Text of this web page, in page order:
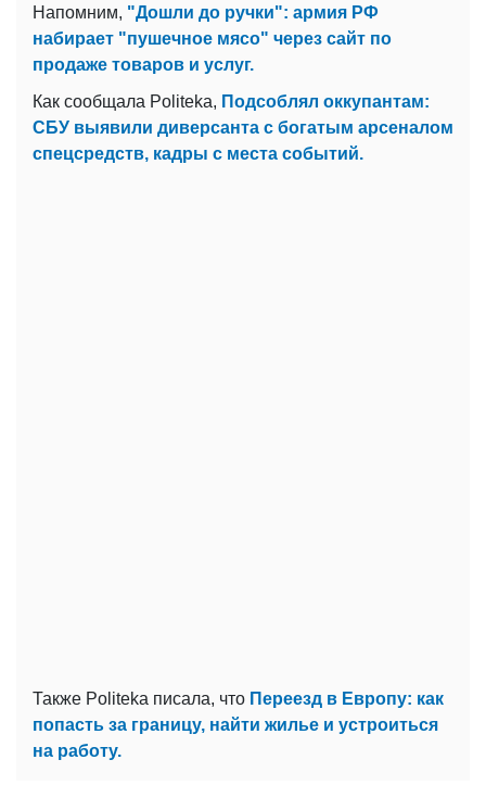
Напомним, "Дошли до ручки": армия РФ
набирает "пушечное мясо" через сайт по
продаже товаров и услуг.
Как сообщала Politeka, Подсоблял оккупантам:
СБУ выявили диверсанта с богатым арсеналом
спецсредств, кадры с места событий.
Также Politeka писала, что Переезд в Европу: как
попасть за границу, найти жилье и устроиться
на работу.